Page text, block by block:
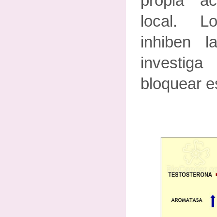
local.
inhiben
bloquear